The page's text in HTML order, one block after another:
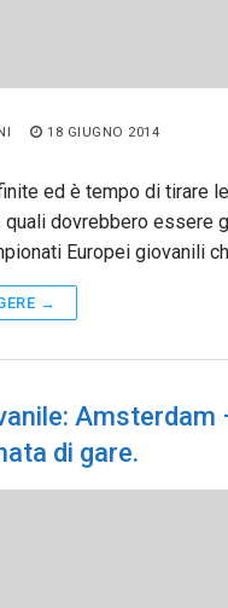
18 GIUGNO 2014
ed è tempo di tirare
dovrebbero essere
Europei giovanili
→
Amsterdam
di gare.